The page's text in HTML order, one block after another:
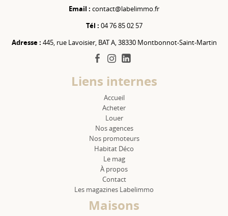
Email : contact@labelimmo.fr
Tél : 04 76 85 02 57
Adresse : 445, rue Lavoisier, BAT A, 38330 Montbonnot-Saint-Martin
facebook
instagram
Liens internes
Accueil
Acheter
Louer
Nos agences
Nos promoteurs
Habitat Déco
Le mag
À propos
Contact
Les magazines Labelimmo
Maisons